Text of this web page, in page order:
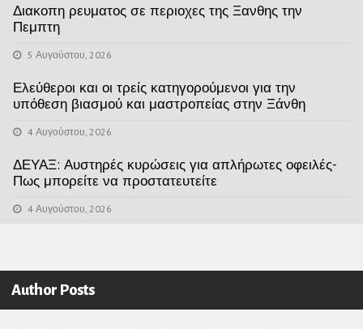
Διακοπη ρευματος σε περιοχες της Ξανθης την
Πεμπτη
5 Αυγούστου, 2026
Ελεύθεροι και οι τρείς κατηγορούμενοι για την
υπόθεση βιασμού και μαστροπείας στην Ξάνθη
4 Αυγούστου, 2026
ΔΕΥΑΞ: Αυστηρές κυρώσεις για απλήρωτες οφειλές-
Πως μπορείτε να προστατευτείτε
4 Αυγούστου, 2026
Author Posts